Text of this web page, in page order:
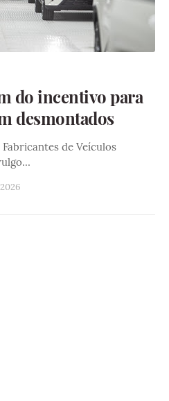
do incentivo para
desmontados
de Veículos